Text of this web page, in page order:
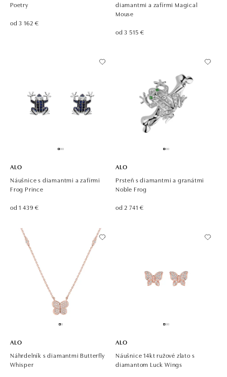
Poetry
od 3 162 €
diamantmi a zafírmi Magical
Mouse
od 3 515 €
ALO
Náušnice s diamantmi a zafírmi
Frog Prince
od 1 439 €
ALO
Prsteň s diamantmi a granátmi
Noble Frog
od 2 741 €
ALO
Náhrdelník s diamantmi Butterfly
Whisper
ALO
Náušnice 14kt ružové zlato s
diamantom Luck Wings